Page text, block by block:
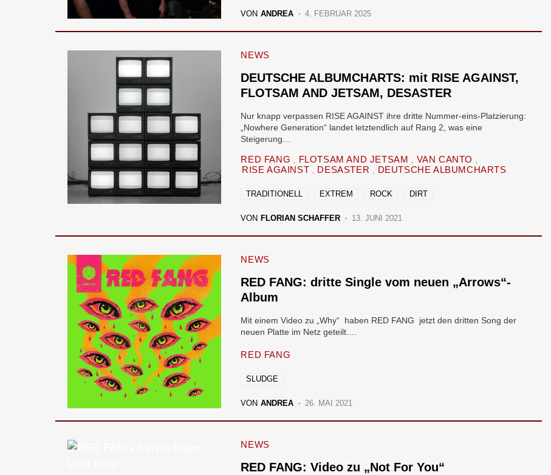
VON ANDREA 4. FEBRUAR 2025
NEWS
DEUTSCHE ALBUMCHARTS: mit RISE AGAINST,
FLOTSAM AND JETSAM, DESASTER
Nur knapp verpassen RISE AGAINST ihre dritte Nummer-eins-Platzierung:
„Nowhere Generation“ landet letztendlich auf Rang 2, was eine
Steigerung…
RED FANG FLOTSAM AND JETSAM
VAN CANTO
RISE AGAINST
DESASTER DEUTSCHE ALBUMCHARTS
TRADITIONELL EXTREM ROCK DIRT
VON FLORIAN SCHAFFER 13. JUNI 2021
NEWS
RED FANG: dritte Single vom neuen „Arrows“-
Album
Mit einem Video zu „Why“ haben RED FANG jetzt den dritten Song der
neuen Platte im Netz geteilt.…
RED FANG
SLUDGE
VON ANDREA 26. MAI 2021
NEWS
RED FANG: Video zu „Not For You“